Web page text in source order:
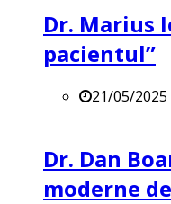
Dr. Marius
pacientul”
21/05/2025
Dr. Dan
moderne